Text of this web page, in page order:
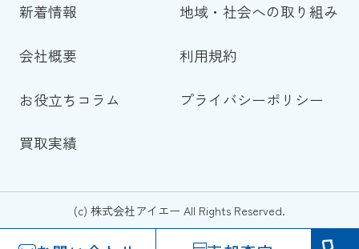
新着情報 地域・社会への取り組み
会社概要 利用規約
お役立ちコラム プライバシーポリシー
買取実績
(c) 株式会社アイエー All Rights Reserved.